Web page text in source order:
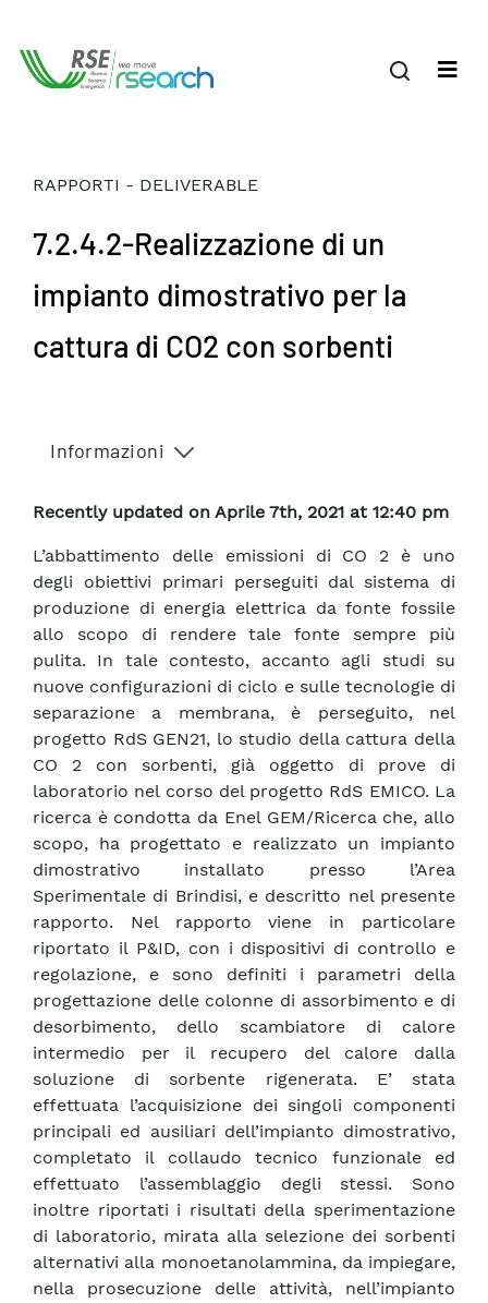
RAPPORTI - DELIVERABLE
7.2.4.2-Realizzazione di un
impianto dimostrativo per la
cattura di CO2 con sorbenti
Informazioni
Recently updated on Aprile 7th, 2021 at 12:40 pm
L’abbattimento delle emissioni di CO 2 è uno
degli obiettivi primari perseguiti dal sistema di
produzione di energia elettrica da fonte fossile
allo scopo di rendere tale fonte sempre più
pulita. In tale contesto, accanto agli studi su
nuove configurazioni di ciclo e sulle tecnologie di
separazione a membrana, è perseguito, nel
progetto RdS GEN21, lo studio della cattura della
CO 2 con sorbenti, già oggetto di prove di
laboratorio nel corso del progetto RdS EMICO. La
ricerca è condotta da Enel GEM/Ricerca che, allo
scopo, ha progettato e realizzato un impianto
dimostrativo installato presso l’Area
Sperimentale di Brindisi, e descritto nel presente
rapporto. Nel rapporto viene in particolare
riportato il P&ID, con i dispositivi di controllo e
regolazione, e sono definiti i parametri della
progettazione delle colonne di assorbimento e di
desorbimento, dello scambiatore di calore
intermedio per il recupero del calore dalla
soluzione di sorbente rigenerata. E’ stata
effettuata l’acquisizione dei singoli componenti
principali ed ausiliari dell’impianto dimostrativo,
completato il collaudo tecnico funzionale ed
effettuato l’assemblaggio degli stessi. Sono
inoltre riportati i risultati della sperimentazione
di laboratorio, mirata alla selezione dei sorbenti
alternativi alla monoetanolammina, da impiegare,
nella prosecuzione delle attività, nell’impianto